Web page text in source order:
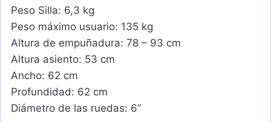
Peso Silla: 6,3 kg
Peso máximo usuario: 135 kg
Altura de empuñadura: 78 – 93 cm
Altura asiento: 53 cm
Ancho: 62 cm
Profundidad: 62 cm
Diámetro de las ruedas: 6”